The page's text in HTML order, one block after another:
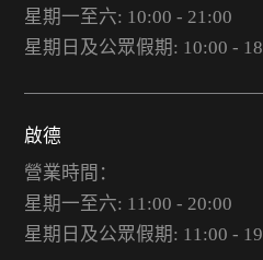
星期一至六: 10:00 - 21:00
星期日及公眾假期: 10:00 -
啟德
營業時間：
星期一至六: 11:00 - 20:00
星期日及公眾假期: 11:00 -